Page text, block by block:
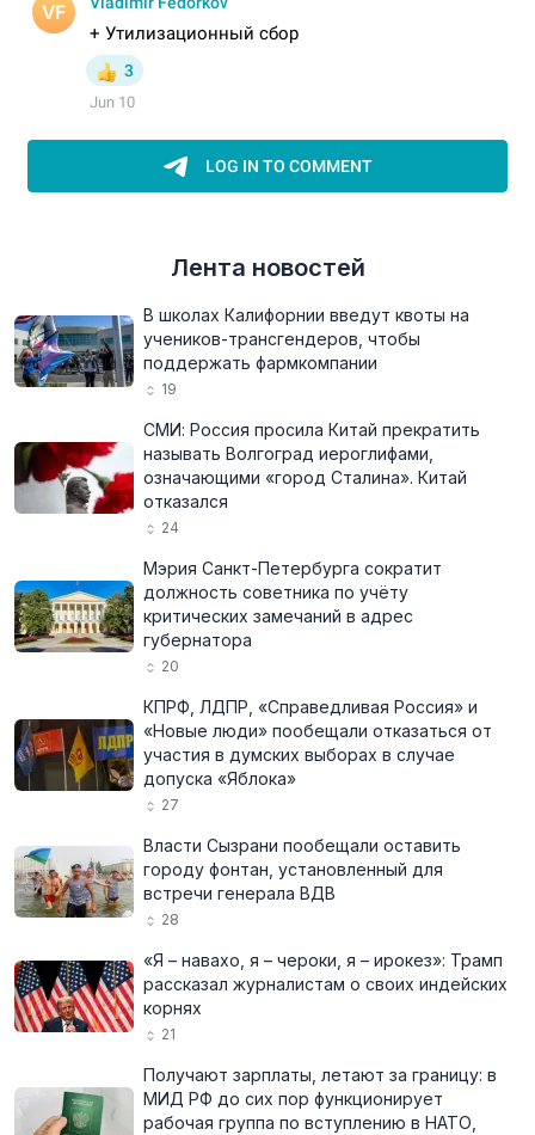
Лента новостей
В школах Калифорнии введут квоты на
учеников-трансгендеров, чтобы
поддержать фармкомпании
19
СМИ: Россия просила Китай прекратить
называть Волгоград иероглифами,
означающими «город Сталина». Китай
отказался
24
Мэрия Санкт-Петербурга сократит
должность советника по учёту
критических замечаний в адрес
губернатора
20
КПРФ, ЛДПР, «Справедливая Россия» и
«Новые люди» пообещали отказаться от
участия в думских выборах в случае
допуска «Яблока»
27
Власти Сызрани пообещали оставить
городу фонтан, установленный для
встречи генерала ВДВ
28
«Я – навахо, я – чероки, я – ирокез»: Трамп
рассказал журналистам о своих индейских
корнях
21
Получают зарплаты, летают за границу: в
МИД РФ до сих пор функционирует
рабочая группа по вступлению в НАТО,